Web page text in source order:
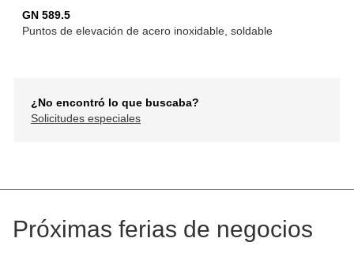
GN 589.5
Puntos de elevación de acero inoxidable, soldable
¿No encontró lo que buscaba?
Solicitudes especiales
Próximas ferias de negocios